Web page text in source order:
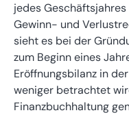
Wer
Anlässe: Die
Neubeginn
jedes
Gewinn- und
sieht es bei der
zum Beginn eines
Eröffnungsbilanz in
weniger betrachtet
Finanzbuchhaltung